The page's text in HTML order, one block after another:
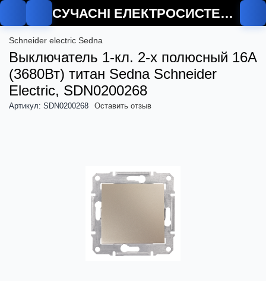
СУЧАСНІ ЕЛЕКТРОСИСТЕМИ
Schneider electric Sedna
Выключатель 1-кл. 2-х полюсный 16А
(3680Вт) титан Sedna Schneider
Electric, SDN0200268
Артикул: SDN0200268 Оставить отзыв